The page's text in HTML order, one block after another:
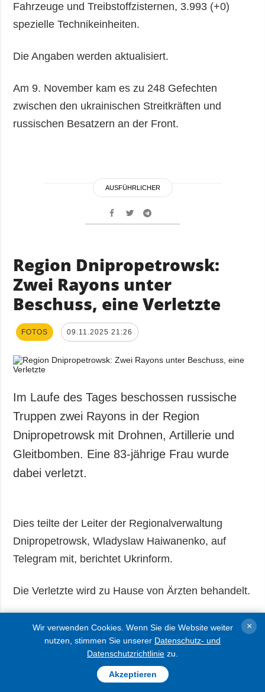
Fahrzeuge und Treibstoffzisternen, 3.993 (+0)
spezielle Technikeinheiten.
Die Angaben werden aktualisiert.
Am 9. November kam es zu 248 Gefechten
zwischen den ukrainischen Streitkräften und
russischen Besatzern an der Front.
AUSFÜHRLICHER
Region Dnipropetrowsk:
Zwei Rayons unter
Beschuss, eine Verletzte
FOTOS 09.11.2025 21:26
Im Laufe des Tages beschossen russische
Truppen zwei Rayons in der Region
Dnipropetrowsk mit Drohnen, Artillerie und
Gleitbomben. Eine 83-jährige Frau wurde
dabei verletzt.
Dies teilte der Leiter der Regionalverwaltung
Dnipropetrowsk, Wladyslaw Haiwanenko, auf
Telegram mit, berichtet Ukrinform.
Die Verletzte wird zu Hause von Ärzten behandelt.
Wir verwenden Cookies. Wenn Sie die Website weiter
nutzen, stimmen Sie unserer Datenschutz- und
Datenschutzrichtlinie zu.
Akzeptieren
×